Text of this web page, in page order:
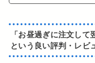
「お昼過ぎに注文して
という良い評判・レビ